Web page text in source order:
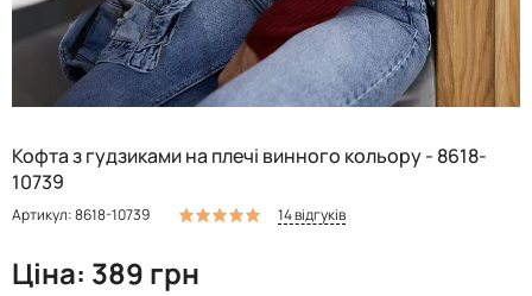
Кофта з гудзиками на плечі винного кольору - 8618-
10739
Артикул: 8618-10739 14 відгуків
Ціна: 389 грн